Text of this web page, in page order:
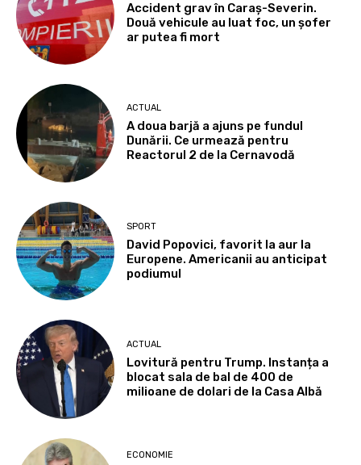
Accident grav în Caraș-Severin.
Două vehicule au luat foc, un șofer
ar putea fi mort
ACTUAL
A doua barjă a ajuns pe fundul
Dunării. Ce urmează pentru
Reactorul 2 de la Cernavodă
SPORT
David Popovici, favorit la aur la
Europene. Americanii au anticipat
podiumul
ACTUAL
Lovitură pentru Trump. Instanța a
blocat sala de bal de 400 de
milioane de dolari de la Casa Albă
ECONOMIE